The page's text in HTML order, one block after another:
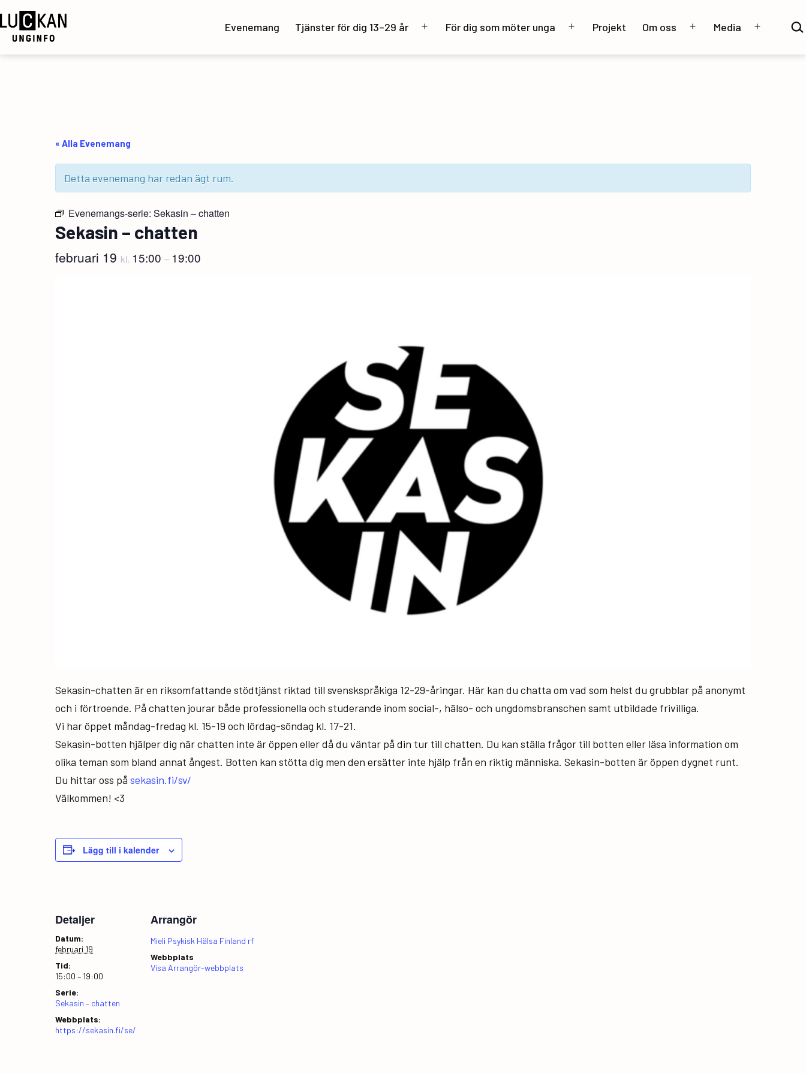
Hoppa
till
innehåll
UngInfo
Evenemang Tjänster för dig 13–29 år
ÖppnaFör dig som möter unga
ÖppnaProjekt Om oss
ÖppnaMedia
Öppna
Sök
…
« Alla Evenemang
Detta evenemang har redan ägt rum.
Evenemangs-serie: Sekasin – chatten
Sekasin – chatten
februari 19 kl. 15:00 – 19:00
Sekasin-chatten är en riksomfattande stödtjänst riktad till svenskspråkiga 12-29-åringar. Här kan du chatta om vad som helst du grubblar på anonymt
och i förtroende. På chatten jourar både professionella och studerande inom social-, hälso- och ungdomsbranschen samt utbildade frivilliga.
Vi har öppet måndag-fredag kl. 15-19 och lördag-söndag kl. 17-21.
Sekasin-botten hjälper dig när chatten inte är öppen eller då du väntar på din tur till chatten. Du kan ställa frågor till botten eller läsa information om
olika teman som bland annat ångest. Botten kan stötta dig men den ersätter inte hjälp från en riktig människa. Sekasin-botten är öppen dygnet runt.
Du hittar oss på sekasin.fi/sv/
Välkommen! <3
Lägg till i kalender
Detaljer
Datum:
februari 19
Tid:
15:00 – 19:00
Serie:
Sekasin – chatten
Webbplats:
https://sekasin.fi/se/
Arrangör
Mieli Psykisk Hälsa Finland rf
Webbplats
Visa Arrangör-webbplats